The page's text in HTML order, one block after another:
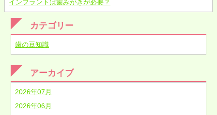
インプラントは歯みがきが必要？
カテゴリー
歯の豆知識
アーカイブ
2026年07月
2026年06月